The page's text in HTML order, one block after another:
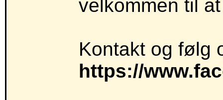
velkommen til
Kontakt og følg
https://